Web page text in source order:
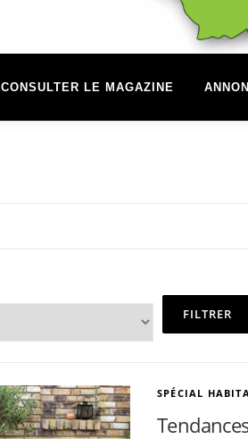
CONSULTER LE MAGAZINE
SPÉCIAL